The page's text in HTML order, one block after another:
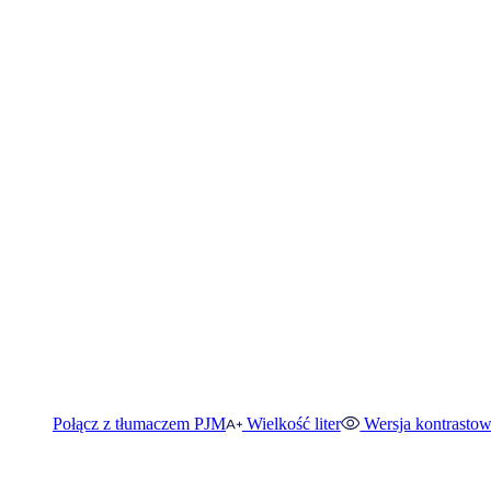
Połącz z tłumaczem PJM Wielkość liter Wersja